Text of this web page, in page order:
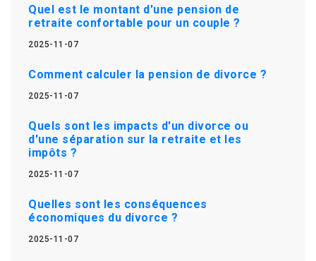
Quel est le montant d'une pension de
retraite confortable pour un couple ?
2025-11-07
Comment calculer la pension de divorce ?
2025-11-07
Quels sont les impacts d'un divorce ou
d'une séparation sur la retraite et les
impôts ?
2025-11-07
Quelles sont les conséquences
économiques du divorce ?
2025-11-07